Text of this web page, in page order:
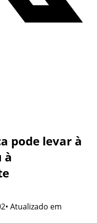
pode levar à
à
• Atualizado em